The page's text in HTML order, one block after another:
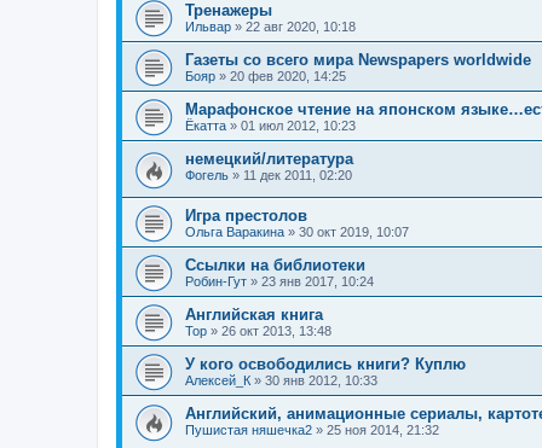
Тренажеры
Ильвар » 22 авг 2020, 10:18
Газеты со всего мира Newspapers worldwide
Бояр » 20 фев 2020, 14:25
Марафонское чтение на японском
Ёкатта » 01 июл 2012, 10:23
немецкий/литература
Фогель » 11 дек 2011, 02:20
Игра престолов
Ольга Варакина » 30 окт 2019, 10:07
Ссылки на библиотеки
Робин-Гут » 23 янв 2017, 10:24
Английская книга
Тор » 26 окт 2013, 13:48
У кого освободились книги? Куплю
Алексей_К » 30 янв 2012, 10:33
Английский, анимационные сериалы,
Пушистая няшечка2 » 25 ноя 2014, 21:32